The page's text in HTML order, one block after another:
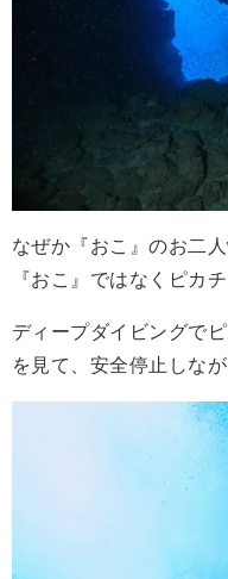
なぜか『おこ』のお二
『おこ』ではなくピカ
ディープダイビングで
を見て、安全停止しな